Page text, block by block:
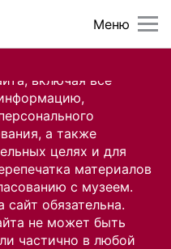
включая все
а также
целях и для
материалов
с музеем.
обязательна.
не может быть
частично в любой
Меню